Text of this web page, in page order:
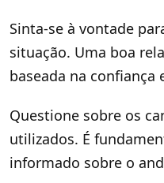
Sinta-se à vontade
situação. Uma boa
baseada na confiança
Questione sobre os
utilizados. É
informado sobre o